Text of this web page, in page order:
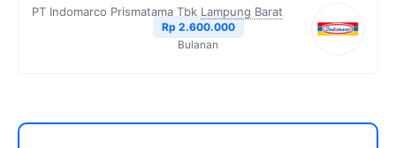
PT Indomarco Prismatama Tbk Lampung Barat
Rp 2.600.000
Bulanan